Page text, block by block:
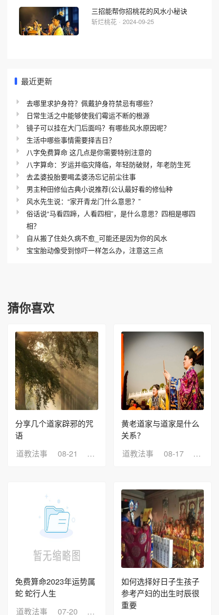
三招能帮你招桃花的风水小秘诀
斩烂桃花 · 2024-09-25
最近更新
去哪里求护身符？佩戴护身符禁忌有哪些？
日常生活之中能够使我们霉运不断的根源
镜子可以挂在大门后面吗？有哪些风水原因呢？
生活中哪些事情需要择吉日？
八字免费算命 这几点是你需要特别注意的
八字算命：岁运并临灾降临，年轻防破财，年老防生死
去孟婆投胎要喝孟婆汤忘记前尘往事
男主种田修仙古典小说推荐(公认最好看的修仙种
风水先生说：“家开青龙门什么意思？”
俗话说“马看四蹄，人看四相”，是什么意思？四相是哪四
相？
自从搬了住处久病不愈_可能还是因为你的风水
宝宝胎动像受到惊吓一样怎么办，注意这三点
猜你喜欢
分享几个道家辟邪的咒
语
道教法事
08-21 浏览：179
黄老道家与道家是什么
关系？
道教法事
08-17 浏览
免费算命2023年运势属
蛇 蛇行人生
道教法事
07-20 浏览：13
如何选择好日子生孩子
参考产妇的出生时辰很
重要